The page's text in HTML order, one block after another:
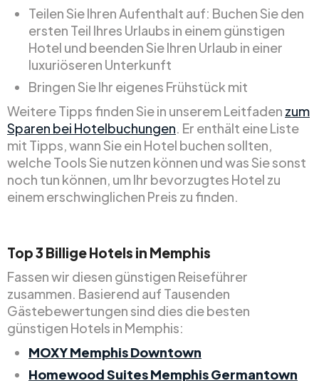
Teilen Sie Ihren Aufenthalt auf: Buchen Sie den
ersten Teil Ihres Urlaubs in einem günstigen
Hotel und beenden Sie Ihren Urlaub in einer
luxuriöseren Unterkunft
Bringen Sie Ihr eigenes Frühstück mit
Weitere Tipps finden Sie in unserem Leitfaden zum
Sparen bei Hotelbuchungen . Er enthält eine Liste
mit Tipps, wann Sie ein Hotel buchen sollten,
welche Tools Sie nutzen können und was Sie sonst
noch tun können, um Ihr bevorzugtes Hotel zu
einem erschwinglichen Preis zu finden.
Top3 BilligeHotels in Memphis
Fassen wir diesen günstigen Reiseführer
zusammen. Basierend auf Tausenden
Gästebewertungen sind dies die besten
günstigen Hotels in Memphis:
MOXY Memphis Downtown
Homewood Suites Memphis Germantown